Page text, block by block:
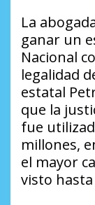
La
ganar un
Nacional
legalidad
estatal
que la
fue
millones,
el mayor
visto